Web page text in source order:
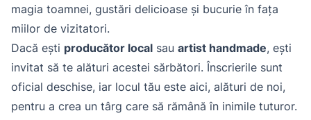
magia toamnei, gustări delicioase și bucurie în fața
miilor de vizitatori.
Dacă ești producător local sau artist handmade, ești
invitat să te alături acestei sărbători. Înscrierile sunt
oficial deschise, iar locul tău este aici, alături de noi,
pentru a crea un târg care să rămână în inimile tuturor.